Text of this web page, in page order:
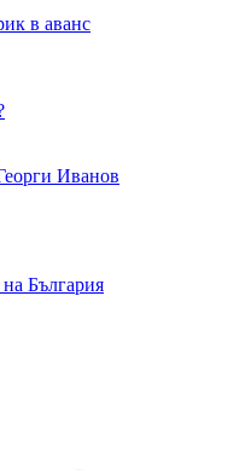
в аванс
Иванов
България